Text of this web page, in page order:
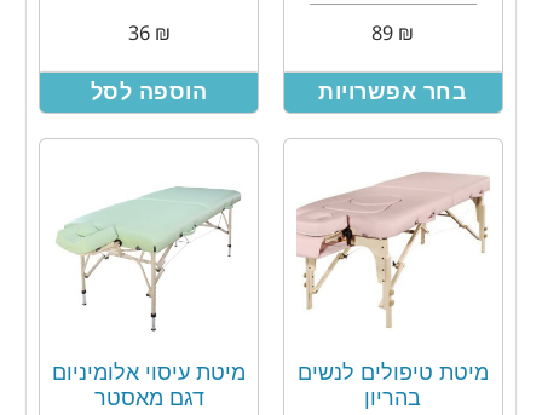
₪
בחר אפשרויות
₪
36
הוספה לסל
מיטת טיפולים לנשים
בהריון
מיטת עיסוי אלומיניום
דגם מאסטר